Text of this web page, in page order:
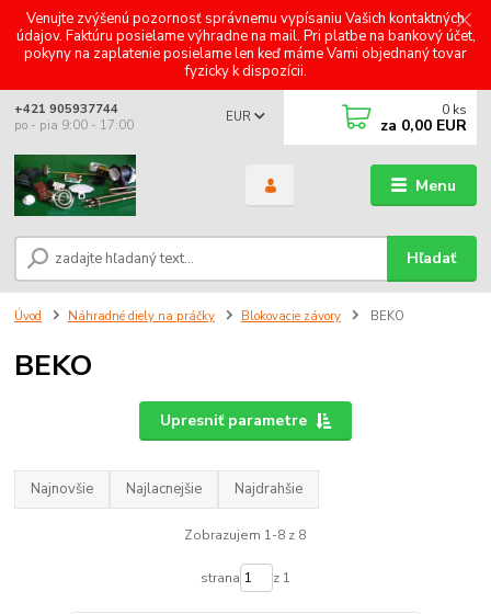
Venujte zvýšenú pozornosť správnemu vypísaniu Vašich kontaktných
údajov. Faktúru posielame výhradne na mail. Pri platbe na bankový účet,
pokyny na zaplatenie posielame len keď máme Vami objednaný tovar
fyzicky k dispozícii.
Menu
EUR
Hľadať
+421 905937744
po - pia 9:00 - 17:00
0 ks
za 0,00 EUR
Úvod Náhradné diely na práčky Blokovacie závory BEKO
BEKO
Upresniť parametre
Najnovšie Najlacnejšie Najdrahšie
Zobrazujem 1-8 z 8
strana z 1